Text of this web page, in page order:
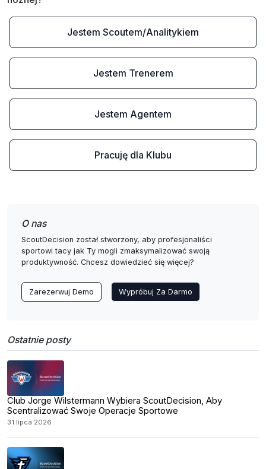
Jestem Scoutem/Analitykiem
Jestem Trenerem
Jestem Agentem
Pracuję dla Klubu
O nas
ScoutDecision został stworzony, aby profesjonaliści
sportowi tacy jak Ty mogli zmaksymalizować swoją
produktywność. Chcesz dowiedzieć się więcej?
Zarezerwuj Demo Wypróbuj Za Darmo
Ostatnie posty
Club Jorge Wilstermann Wybiera ScoutDecision, Aby
Scentralizować Swoje Operacje Sportowe
31 lipca 2026